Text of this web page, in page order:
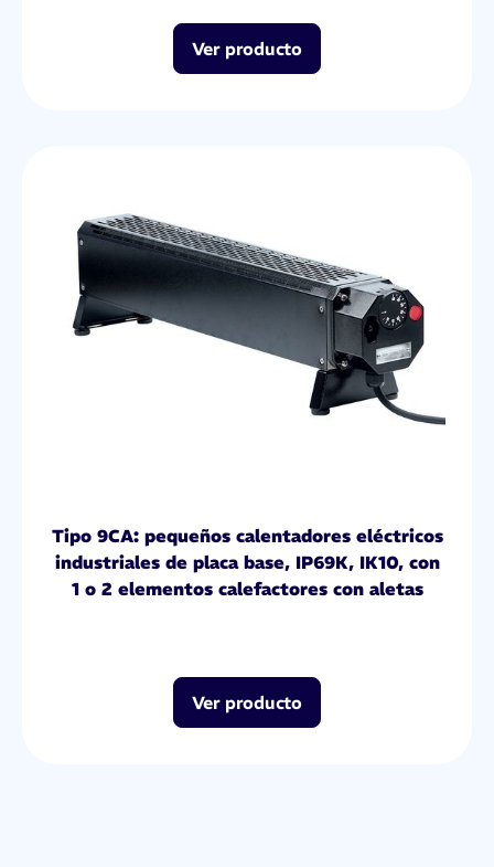
Ver producto
Tipo 9CA: pequeños calentadores eléctricos
industriales de placa base, IP69K, IK10, con
1 o 2 elementos calefactores con aletas
Ver producto